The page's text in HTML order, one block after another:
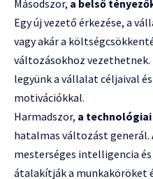
Másodszor, a belső
Egy új vezető érkezése, a
vagy akár a
változásokhoz
legyünk a vállalat céljaival
motivációkkal.
Harmadszor, a
hatalmas változást generál.
mesterséges intelligencia
átalakítják a munkaköröket